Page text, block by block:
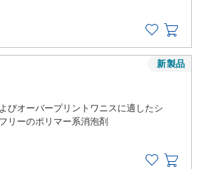
びオーバープリントワニスに適したシ
リーのポリマー系消泡剤
新製品